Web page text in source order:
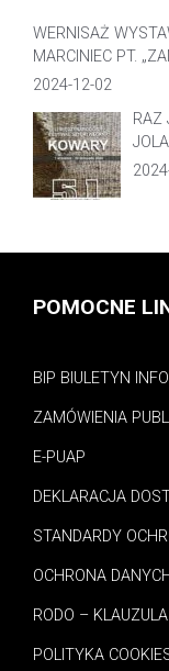
WERNISAŻ
MARCINIEC PT.
2024-12-02
RAZ
POMOCNE
BIP BIULETYN
ZAMÓWIENIA
E-PUAP
DEKLARACJA
STANDARDY
OCHRONA
RODO –
POLITYKA